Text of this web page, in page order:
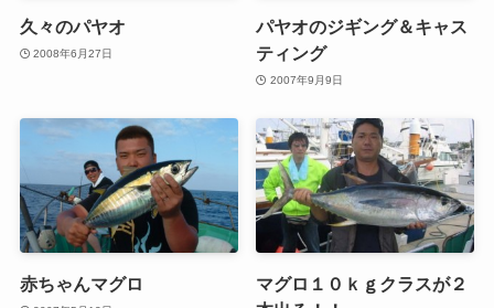
久々のパヤオ
2008年6月27日
パヤオのジギング＆キャス
ティング
2007年9月9日
赤ちゃんマグロ
マグロ１０ｋｇクラスが２